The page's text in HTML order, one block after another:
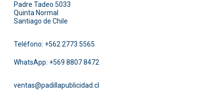
Padre Tadeo 5033
Quinta Normal
Santiago de Chile
Teléfono: +562 2773 5565
WhatsApp: +569 8807 8472
ventas@padillapublicidad.cl